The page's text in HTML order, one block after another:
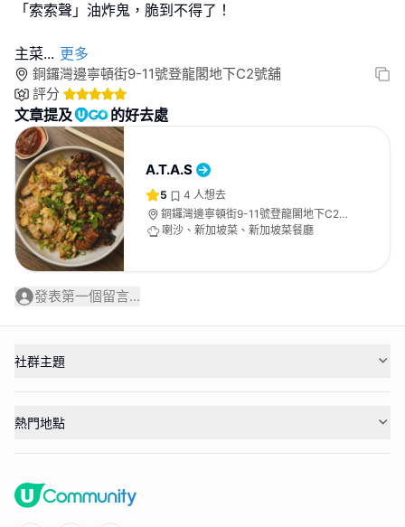
「索索聲」油炸鬼，脆到不得了！
主菜... 更多
銅鑼灣邊寧頓街9-11號登龍閣地下C2號舖
評分
文章提及 的好去處
A.T.A.S
5 4 人想去
銅鑼灣邊寧頓街9-11號登龍閣地下C2號
舖
喇沙、新加坡菜、新加坡菜餐廳
發表第一個留言...
社群主題
熱門地點